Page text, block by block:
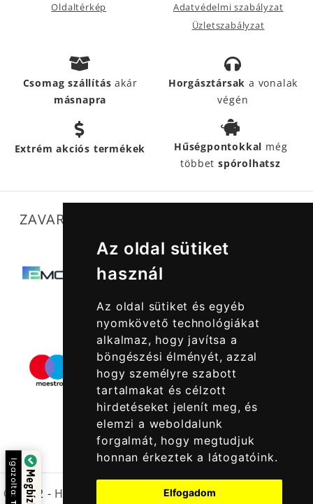
Az oldal sütiket
használ
Az oldal sütiket és egyéb
nyomkövető technológiákat
alkalmaz, hogy javítsa a
böngészési élményét, azzal
hogy személyre szabott
tartalmakat és célzott
hirdetéseket jelenít meg, és
elemzi a weboldalunk
forgalmát, hogy megtudjuk
honnan érkeztek a látogatóink.
Elfogadom
Oldaltérkép
Adatvédelmi szabályzat
Üzletszabályzat
Csomag szállításakár
másnapra
Horgásztársak a vonalak
végén
Extrém akciós termékek Hűségpontokkal még
többetspórolhatsz
ZAVARTALAN MŰKÖDÉSÜNKET SEGÍTIK
© 2022 - Halcatraz Kft.
Igazolta: